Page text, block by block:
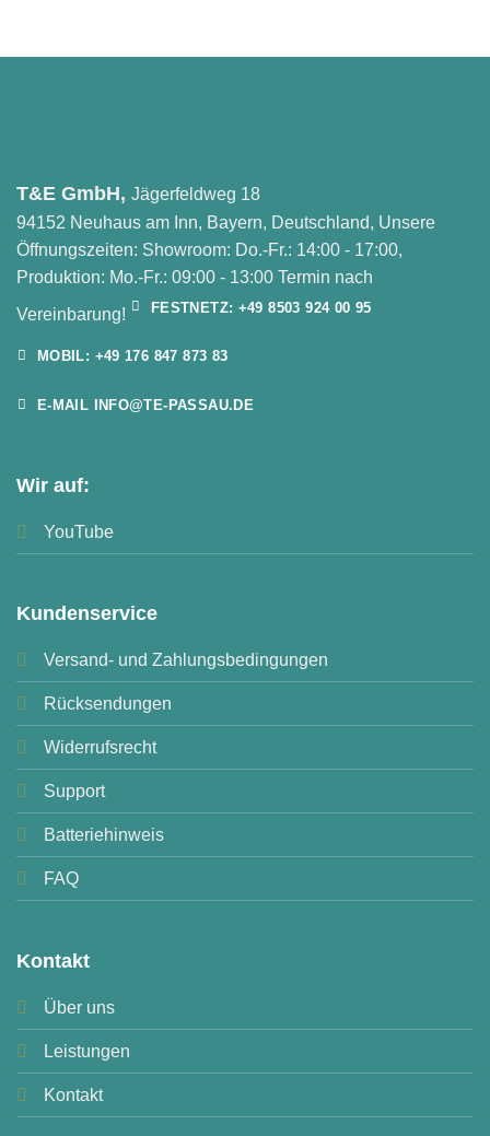
T&E GmbH, Jägerfeldweg 18
94152 Neuhaus am Inn, Bayern, Deutschland, Unsere
Öffnungszeiten: Showroom: Do.-Fr.: 14:00 - 17:00,
Produktion: Mo.-Fr.: 09:00 - 13:00 Termin nach
Vereinbarung!
FESTNETZ: +49 8503 924 00 95
MOBIL: +49 176 847 873 83
E-MAIL INFO@TE-PASSAU.DE
Wir auf:
YouTube
Kundenservice
Versand- und Zahlungsbedingungen
Rücksendungen
Widerrufsrecht
Support
Batteriehinweis
FAQ
Kontakt
Über uns
Leistungen
Kontakt